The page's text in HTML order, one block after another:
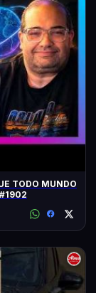
TODO MUNDO